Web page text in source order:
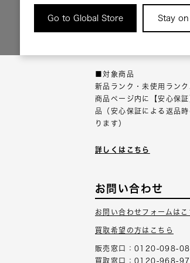
Go to Global Store Stay
返品について
■対象商品
新品ランク・未使用ラン
商品ページ内に【安心保
品（安心保証による返品
ります）
詳しくはこちら
お問い合わせ
お問い合わせフォームは
買取希望の方はこちら
販売窓口：0120-098-
買取窓口：0120-968-